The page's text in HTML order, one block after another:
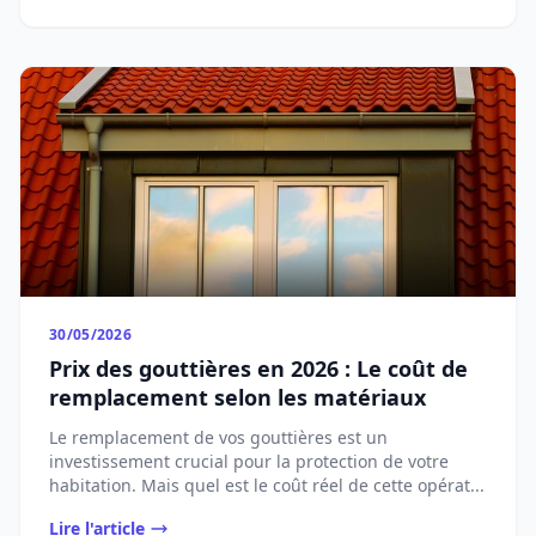
30/05/2026
Prix des gouttières en 2026 : Le coût de
remplacement selon les matériaux
Le remplacement de vos gouttières est un
investissement crucial pour la protection de votre
habitation. Mais quel est le coût réel de cette opérat...
Lire l'article